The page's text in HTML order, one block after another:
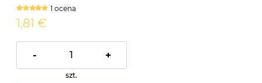
1 ocena
1,81 €
- +
szt.